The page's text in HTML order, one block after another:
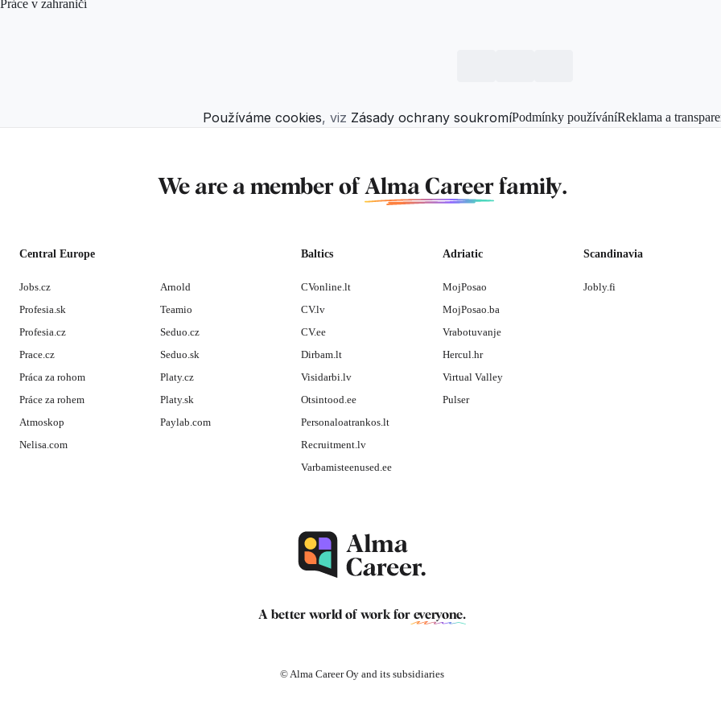
Práce v zahraničí
Používáme cookies, viz Zásady ochrany soukromíPodmínky používáníReklama a
We are a member of Alma Careerfamily.
Central Europe
Jobs.cz
Profesia.sk
Profesia.cz
Prace.cz
Práca za rohom
Práce za rohem
Atmoskop
Nelisa.com
Arnold
Teamio
Seduo.cz
Seduo.sk
Platy.cz
Platy.sk
Paylab.com
Baltics
CVonline.lt
CV.lv
CV.ee
Dirbam.lt
Visidarbi.lv
Otsintood.ee
Personaloatrankos.lt
Recruitment.lv
Varbamisteenused.ee
Adriatic
MojPosao
MojPosao.ba
Vrabotuvanje
Hercul.hr
Virtual Valley
Pulser
Scandinavia
Jobly.fi
A better world of work for everyone.
© Alma Career Oy and its subsidiaries